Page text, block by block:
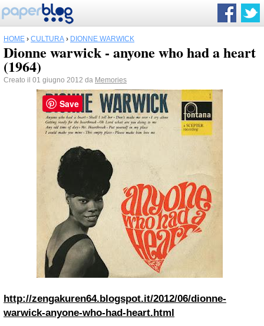
HOME › CULTURA › DIONNE WARWICK
Dionne warwick - anyone who had a heart
(1964)
Creato il 01 giugno 2012 da Memories
http://zengakuren64.blogspot.it/2012/06/dionne-
warwick-anyone-who-had-heart.html
Save